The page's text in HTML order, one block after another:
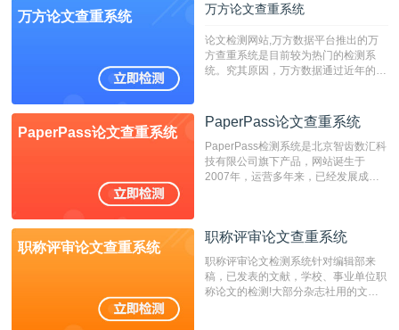
万方论文查重系统 万方论文查重系统
论文检测网站,万方数据平台推出的万
方查重系统是目前较为热门的检测系
统。究其原因，万方数据通过近年的发
检测系统，其真实性和权威性无可厚
非。其次，相对于知网而言，万方检测
费用少，上手容易，是学生初次论文查
重的推荐系统。
PaperPass论文查重系统
PaperPass论文查重系统
PaperPass检测系统是北京智齿数汇科
技有限公司旗下产品，网站诞生于
2007年，运营多年来，已经发展成为
检测速度快、精度高，市场反映良好。
职称评审论文查重系统
职称评审论文查重系统
职称评审论文检测系统针对编辑部来
稿，已发表的文献，学校、事业单位职
称论文的检测!大部分杂志社用的文献